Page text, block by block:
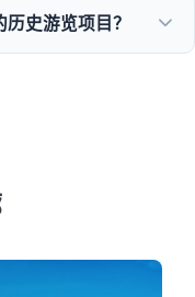
旅行和丰富的美食之
史游览项目？